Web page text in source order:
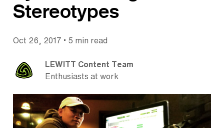
Stereotypes
Oct 26, 2017 • 5 min read
LEWITT Content Team
Enthusiasts at work